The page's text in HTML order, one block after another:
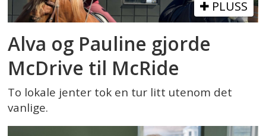
PLUSS
Alva og Pauline gjorde
McDrive til McRide
To lokale jenter tok en tur litt utenom det
vanlige.